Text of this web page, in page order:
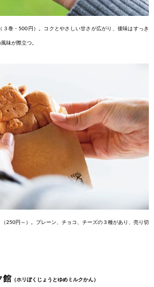
３巻・500円）。 コクとやさしい甘さが広がり、後味はすっき
風味が際立つ。
250円～）。プ レーン、チョコ、チーズの３種があり、売り 切
館 （ ホリぼくじょうとゆめミルクかん）